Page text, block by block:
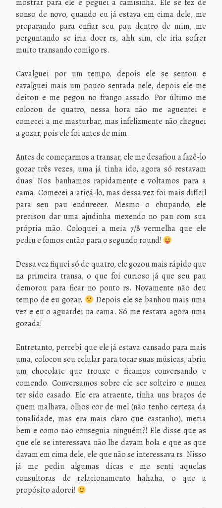
mostrar para ele e peguei a camisinha. Ele se fez de
sonso de novo, quando eu já estava em cima dele, me
preparando para enfiar seu pau dentro de mim, me
perguntando se iria doer rs, ahh sim, ele iria sofrer
muito transando comigo rs.
Cavalguei por um tempo, depois ele se sentou e
cavalguei mais um pouco sentada nele, depois ele me
deitou e me pegou no frango assado. Por último me
colocou de quatro, nessa hora não me aguentei e
comecei a me masturbar, mas infelizmente não cheguei
a gozar, pois ele foi antes de mim.
Antes de começarmos a transar, ele me desafiou a fazê-lo
gozar três vezes, uma já tinha ido, agora só restavam
duas! Nos banhamos rapidamente e voltamos para a
cama. Comecei a atiçá-lo, mas dessa vez foi mais difícil
para seu pau endurecer. Mesmo o chupando, ele
precisou dar uma ajudinha mexendo no pau com sua
própria mão. Coloquei a meia 7/8 vermelha que ele
pediu e fomos então para o segundo round!
Dessa vez fiquei só de quatro, ele gozou mais rápido que
na primeira transa, o que foi curioso já que seu pau
demorou para ficar no ponto rs. Novamente não deu
tempo de eu gozar.
Depois ele se banhou mais uma
vez e eu o aguardei na cama. Só me restava agora uma
gozada!
Entretanto, percebi que ele já estava cansado para mais
uma, colocou seu celular para tocar suas músicas, abriu
um chocolate que trouxe e ficamos conversando e
comendo. Conversamos sobre ele ser solteiro e nunca
ter sido casado. Ele era atraente, tinha uns braços de
quem malhava, olhos cor de mel (não tenho certeza da
tonalidade, mas era mais claro que castanho), metia
bem e como não conseguia ninguém?! Ele disse que as
que ele se interessava não lhe davam bola e que as que
davam em cima dele, ele que não se interessava rs. Nisso
já me pediu algumas dicas e me senti aquelas
consultoras de relacionamento hahaha, o que a
propósito adorei!